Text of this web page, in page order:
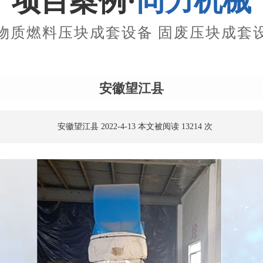
质燃料压块成套设备 固废压块成套
安徽望江县
安徽望江县 2022-4-13 本文被阅读 13214 次